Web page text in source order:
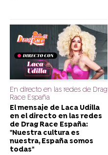
En directo en las redes de Drag
Race España
El mensaje de Laca Udilla
en el directo en las redes
de Drag Race España:
"Nuestra cultura es
nuestra, España somos
todas"